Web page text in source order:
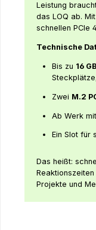
Leistung
das LOQ ab.
schnellen PCIe
Technische
Bis zu 16
Zwei M.2
Ab Werk
Ein Slot für
Das heißt:
Projekte und